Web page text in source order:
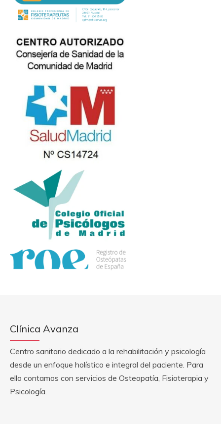
Clínica Avanza
Centro sanitario dedicado a la rehabilitación y psicología
desde un enfoque holístico e integral del paciente. Para
ello contamos con servicios de Osteopatía, Fisioterapia y
Psicología.